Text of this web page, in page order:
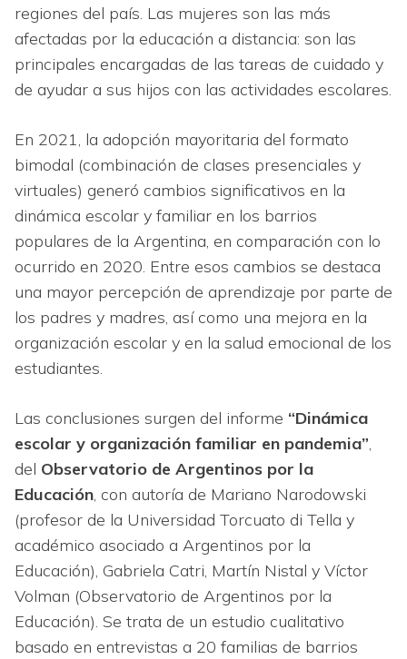
regiones del país. Las mujeres son las más
afectadas por la educación a distancia: son las
principales encargadas de las tareas de cuidado y
de ayudar a sus hijos con las actividades escolares.
En 2021, la adopción mayoritaria del formato
bimodal (combinación de clases presenciales y
virtuales) generó cambios significativos en la
dinámica escolar y familiar en los barrios
populares de la Argentina, en comparación con lo
ocurrido en 2020. Entre esos cambios se destaca
una mayor percepción de aprendizaje por parte de
los padres y madres, así como una mejora en la
organización escolar y en la salud emocional de los
estudiantes.
Las conclusiones surgen del informe “Dinámica
escolar y organización familiar en pandemia”,
del Observatorio de Argentinos por la
Educación, con autoría de Mariano Narodowski
(profesor de la Universidad Torcuato di Tella y
académico asociado a Argentinos por la
Educación), Gabriela Catri, Martín Nistal y Víctor
Volman (Observatorio de Argentinos por la
Educación). Se trata de un estudio cualitativo
basado en entrevistas a 20 familias de barrios